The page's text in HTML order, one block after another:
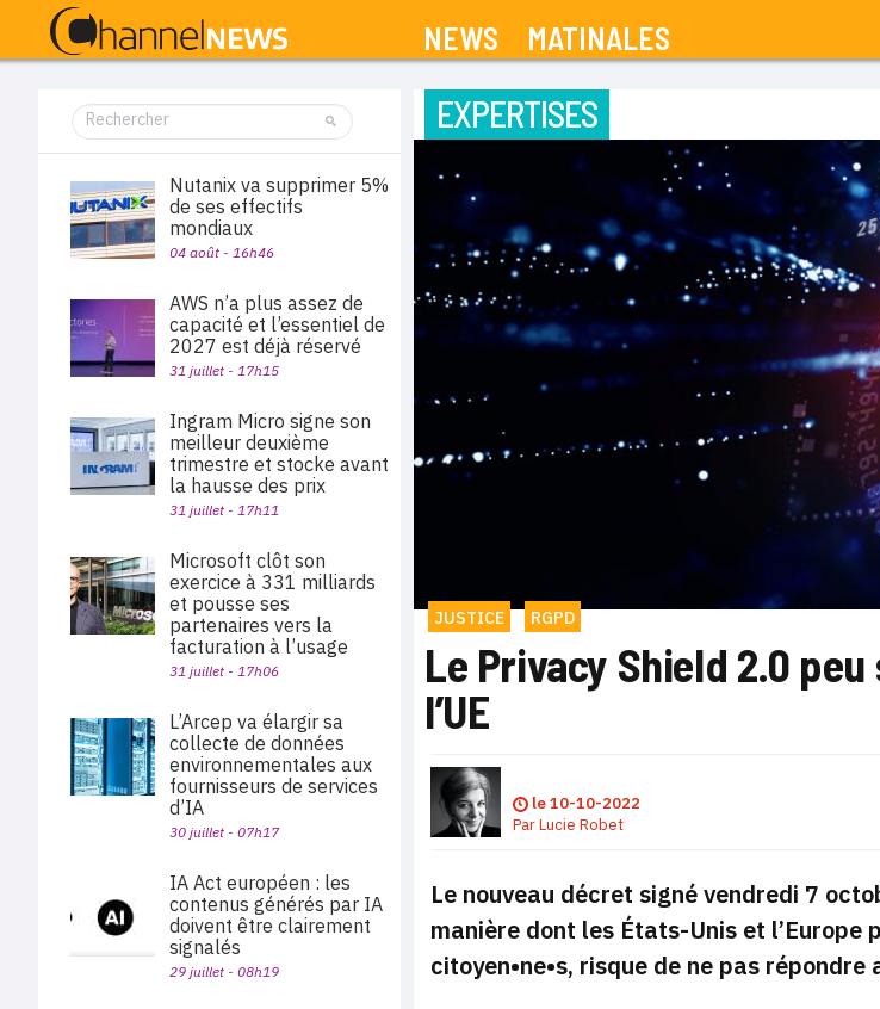
NEWS MATINALES
EXPERTISES
JUSTICE RGPD
Le Privacy Shield 2.0
l’UE
le10-10-2022
ParLucie Robet
Le nouveau décret signé vendredi 7
manière dont les États-Unis et
citoyen•ne•s, risque de ne pas répondre
Nutanix va supprimer 5%
de ses effectifs
mondiaux
04 août - 16h46
AWS n’a plus assez de
capacité et l’essentiel de
2027 est déjà réservé
31 juillet - 17h15
Ingram Micro signe son
meilleur deuxième
trimestre et stocke avant
la hausse des prix
31 juillet - 17h11
Microsoft clôt son
exercice à 331 milliards
et pousse ses
partenaires vers la
facturation à l’usage
31 juillet - 17h06
L’Arcep va élargir sa
collecte de données
environnementales aux
fournisseurs de services
d’IA
30 juillet - 07h17
IA Act européen : les
contenus générés par IA
doivent être clairement
signalés
29 juillet - 08h19